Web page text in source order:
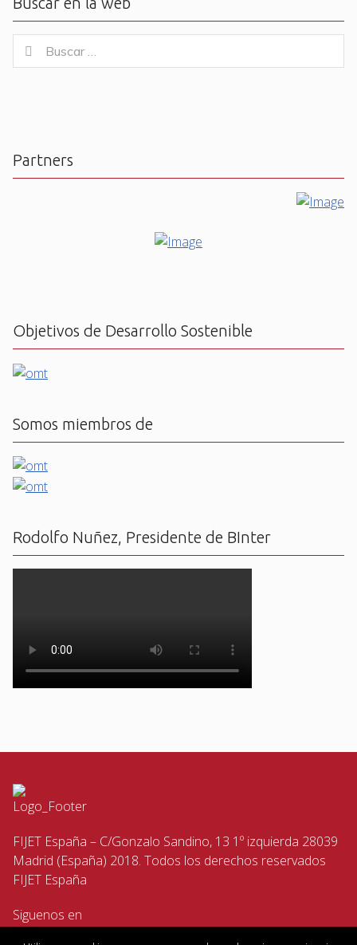
for:
Buscar
Partners
Objetivos de Desarrollo Sostenible
Somos miembros de
Rodolfo Nuñez, Presidente de BInter
FIJET España – C/Gonzalo Sandino, 13 1º izquierda 28039
Madrid (España) 2018. Todos los derechos reservados
FIJET España
Siguenos en